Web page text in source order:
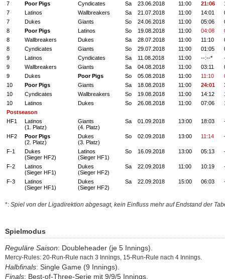
7
Poor Pigs Cyndicates Sa 23.06.2018 11:00 21:06
7
Latinos Wallbreakers Sa 21.07.2018 11:00 14:01
7
Dukes Giants So 24.06.2018 11:00 05:06
8
Poor Pigs Latinos So 19.08.2018 11:00 04:08
8
Wallbreakers Dukes Sa 28.07.2018 11:00 11:10
8
Cyndicates Giants So 29.07.2018 11:00 01:05
9
Latinos Cyndicates Sa 11.08.2018 11:00 --:--*
9
Wallbreakers Giants Sa 04.08.2018 11:00 03:11
9
Dukes Poor Pigs So 05.08.2018 11:00 11:10
10
Poor Pigs Giants Sa 18.08.2018 11:00 24:01
10
Cyndicates Wallbreakers So 19.08.2018 11:00 14:12
10
Latinos Dukes So 26.08.2018 11:00 07:06
Postseason
HF1
Latinos
(1. Platz)
Giants
(4. Platz)
Sa 01.09.2018 13:00 18:03
HF2
Poor Pigs
(2. Platz)
Dukes
(3. Platz)
So 02.09.2018 13:00 11:14
F-1
Dukes
(Sieger HF2)
Latinos
(Sieger HF1)
So 16.09.2018 13:00 05:13
F-2
Latinos
(Sieger HF1)
Dukes
(Sieger HF2)
Sa 22.09.2018 11:00 10:19
F-3
Latinos
(Sieger HF1)
Dukes
(Sieger HF2)
Sa 22.09.2018 15:00 06:03
*: Spiel von der Ligadirektion abgesagt, kein Einfluss mehr auf Endstand der
Spielmodus
Reguläre Saison: Doubleheader (je 5 Innings).
Mercy-Rules: 20-Run-Rule nach 3 Innings, 15-Run-Rule nach 4 Innings.
Halbfinals: Single Game (9 Innings).
Finals: Best-of-Three-Serie mit 9/9/5 Innings.